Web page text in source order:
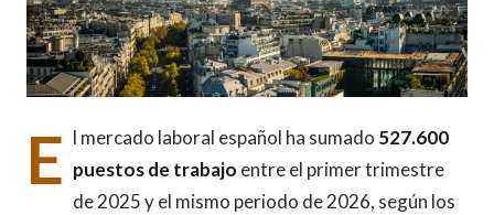
E l mercado laboral español ha sumado 527.600
puestos de trabajo entre el primer trimestre
de 2025 y el mismo periodo de 2026, según los